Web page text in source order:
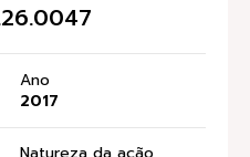
Ano
2017